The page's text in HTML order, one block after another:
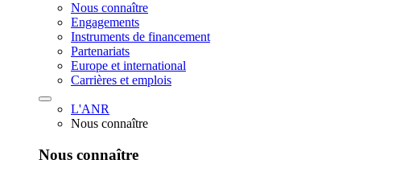
Nous connaître
Engagements
Instruments de financement
Partenariats
Europe et international
Carrières et emplois
L'ANR
Nous connaître
Nous connaître